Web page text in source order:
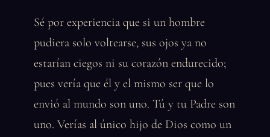
Sé por experiencia que si un hombre
pudiera solo voltearse, sus ojos ya no
estarían ciegos ni su corazón endurecido;
pues vería que él y el mismo ser que lo
envió al mundo son uno. Tú y tu Padre son
uno. Verías al único hijo de Dios como un